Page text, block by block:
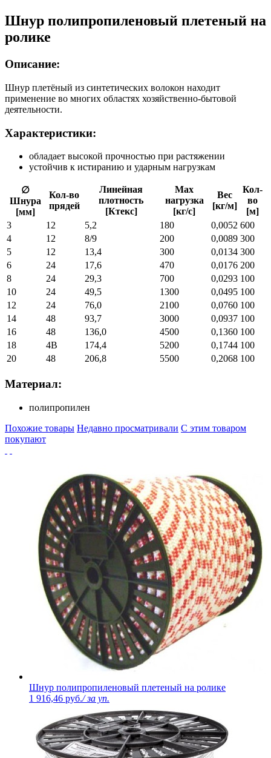
Шнур полипропиленовый плетеный на
ролике
Описание:
Шнур плетёный из синтетических волокон находит
применение во многих областях хозяйственно-бытовой
деятельности.
Характеристики:
обладает высокой прочностью при растяжении
устойчив к истиранию и ударным нагрузкам
∅
Шнура
[мм]
Кол-во
прядей
Линейная
плотность
[Ктекс]
Max
нагрузка
[кг/с]
Вес
[кг/м]
Кол-
во
[м]
3
12 5,2 180 0,0052 600
4
12 8/9 200 0,0089 300
5
12 13,4 300 0,0134 300
6
24 17,6 470 0,0176 200
8
24 29,3 700 0,0293 100
10
24 49,5 1300 0,0495 100
12
24 76,0 2100 0,0760 100
14
48 93,7 3000 0,0937 100
16
48 136,0 4500 0,1360 100
18
4В 174,4 5200 0,1744 100
20
48 206,8 5500 0,2068 100
Материал:
полипропилен
Похожие товары Недавно просматривали С этим товаром
покупают
Шнур полипропиленовый плетеный на ролике
1 916,46 руб./ за уп.